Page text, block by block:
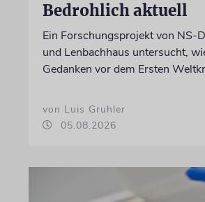
Bedrohlich aktuell
Ein Forschungsprojekt von NS-
und Lenbachhaus untersucht,
Gedanken vor dem Ersten
von Luis Gruhler
05.08.2026